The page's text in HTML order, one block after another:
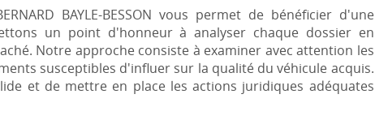
BAYLE-BESSON vous permet de bénéficier d'une
un point d'honneur à analyser chaque dossier en
Notre approche consiste à examiner avec attention les
susceptibles d'influer sur la qualité du véhicule acquis.
et de mettre en place les actions juridiques adéquates